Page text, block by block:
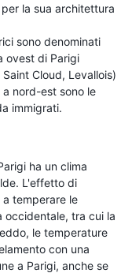
la sua architettura
sono denominati
ovest di Parigi
Cloud, Levallois)
nord-est sono le
immigrati.
ha un clima
L'effetto di
temperare le
occidentale, tra cui la
le temperature
con una
a Parigi, anche se